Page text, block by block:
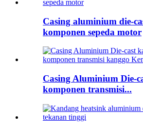
Casing aluminium die-
komponen sepeda motor
Casing Aluminium Die-
komponen transmisi...